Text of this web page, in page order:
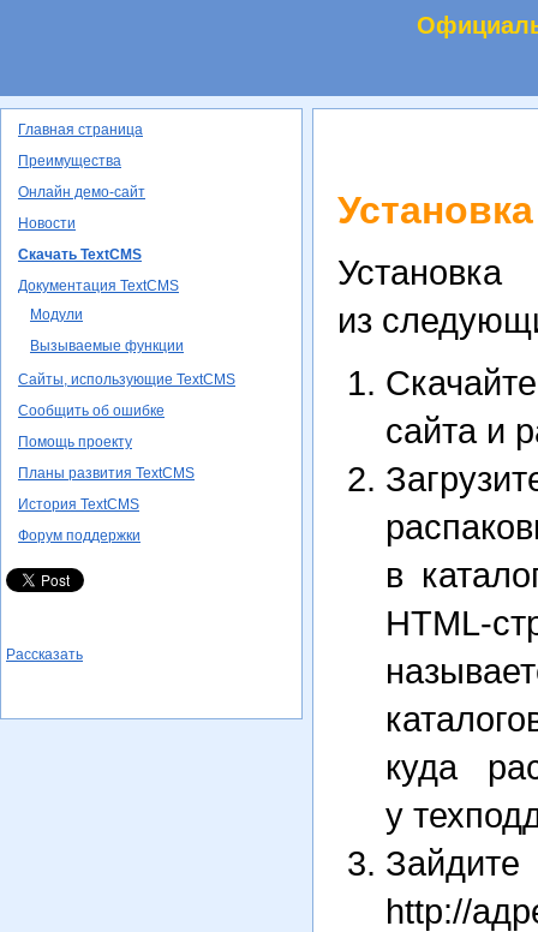
Главная страница
Преимущества
Онлайн демо-сайт
Новости
Скачать TextCMS
Документация TextCMS
Модули
Вызываемые функции
Сайты, использующие TextCMS
Сообщить об ошибке
Помощь проекту
Планы развития TextCMS
История TextCMS
Форум поддержки
Рассказать
из
сайта и
в
HTML-
куда
у
http://